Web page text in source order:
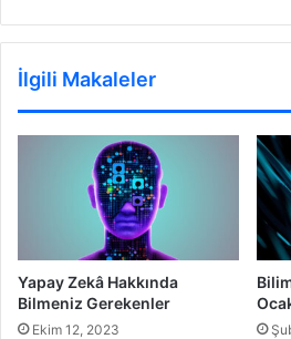
İlgili Makaleler
Yapay Zekâ Hakkında
Bilmeniz Gerekenler
Ekim 12, 2023